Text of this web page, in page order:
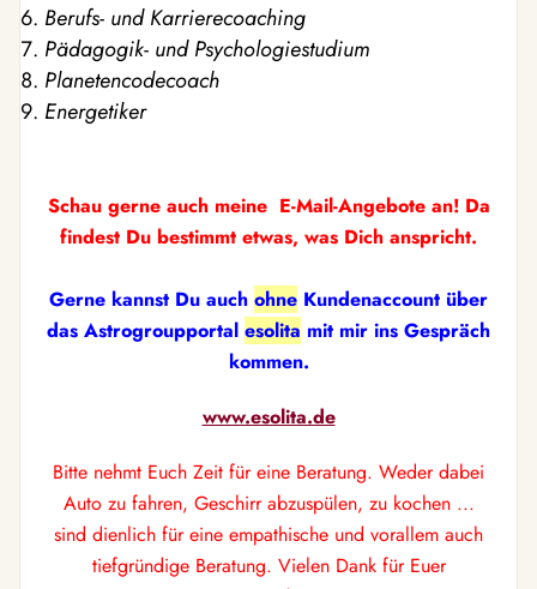
Berufs- und Karrierecoaching
Pädagogik- und Psychologiestudium
Planetencodecoach
Energetiker
Schau gerne auch meine E-Mail-Angebote an! Da
findest Du bestimmt etwas, was Dich anspricht.
Gerne kannst Du auch ohne Kundenaccount über
das Astrogroupportal esolita mit mir ins Gespräch
kommen.
www.esolita.de
Bitte nehmt Euch Zeit für eine Beratung. Weder dabei
Auto zu fahren, Geschirr abzuspülen, zu kochen ...
sind dienlich für eine empathische und vorallem auch
tiefgründige Beratung. Vielen Dank für Euer